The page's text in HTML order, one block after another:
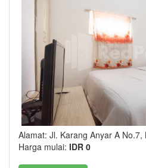
Alamat: Jl. Karang Anyar A No.7,
Harga mulai: IDR 0